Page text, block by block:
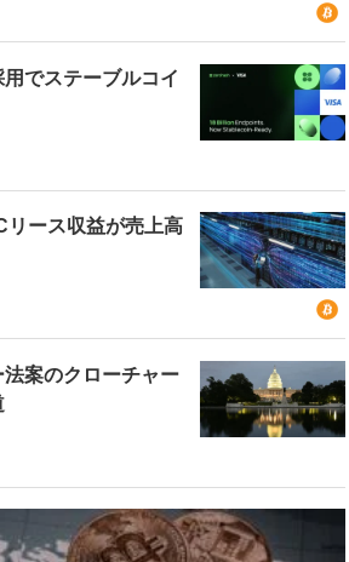
でステーブルコイ
リース収益が売上高
案のクローチャー